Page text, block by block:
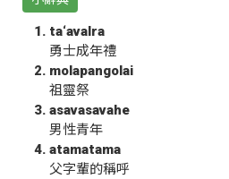
ta‘avalra
勇士成年禮
molapangolai
祖靈祭
asavasavahe
男性青年
atamatama
父字輩的稱呼